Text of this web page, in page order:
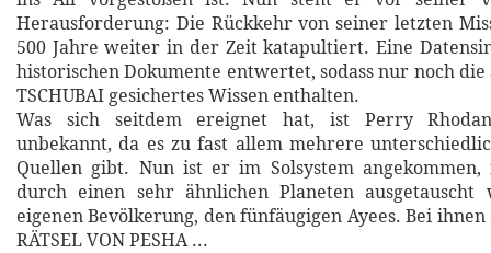
Herausforderung: Die Rückkehr von seiner letzten
500 Jahre weiter in der Zeit katapultiert. Eine
historischen Dokumente entwertet, sodass nur noch die
TSCHUBAI gesichertes Wissen enthalten.
Was sich seitdem ereignet hat, ist Perry
unbekannt, da es zu fast allem mehrere
Quellen gibt. Nun ist er im Solsystem
durch einen sehr ähnlichen Planeten
eigenen Bevölkerung, den fünfäugigen Ayees. Bei
RÄTSEL VON PESHA ...